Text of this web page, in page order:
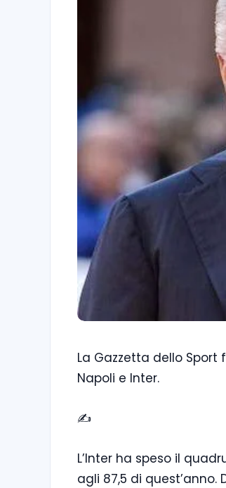
La Gazzetta dello
Napoli e Inter.
✍️
L’Inter ha speso il
agli 87,5 di